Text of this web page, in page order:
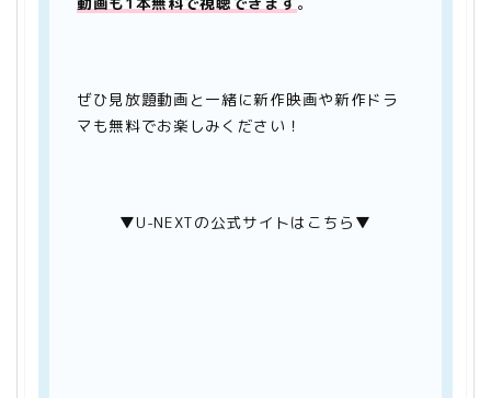
ぜひ見放題動画と一緒に新作映画や新作ドラ
マも無料でお楽しみください！
▼U-NEXTの公式サイトはこちら▼